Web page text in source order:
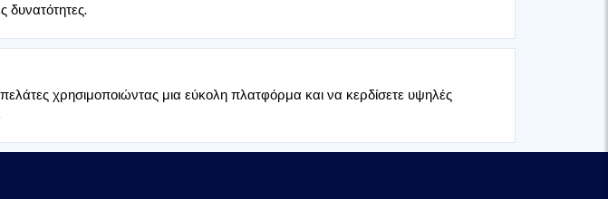
δυνατότητες.
χρησιμοποιώντας μια εύκολη πλατφόρμα και να κερδίσετε υψηλές